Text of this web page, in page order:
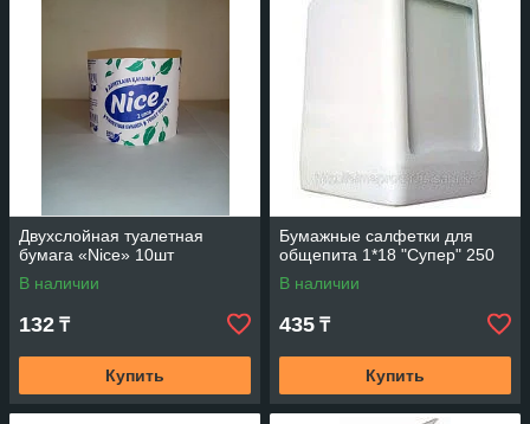
Двухслойная туалетная
бумага «Nice» 10шт
В наличии
132 ₸
Купить
Бумажные салфетки для
общепита 1*18 "Супер" 250
В наличии
435 ₸
Купить